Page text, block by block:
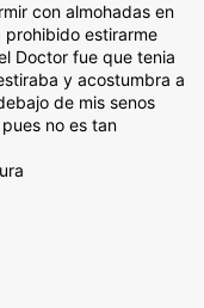
con almohadas en
prohibido estirarme
Doctor fue que tenia
y acostumbra a
de mis senos
no es tan